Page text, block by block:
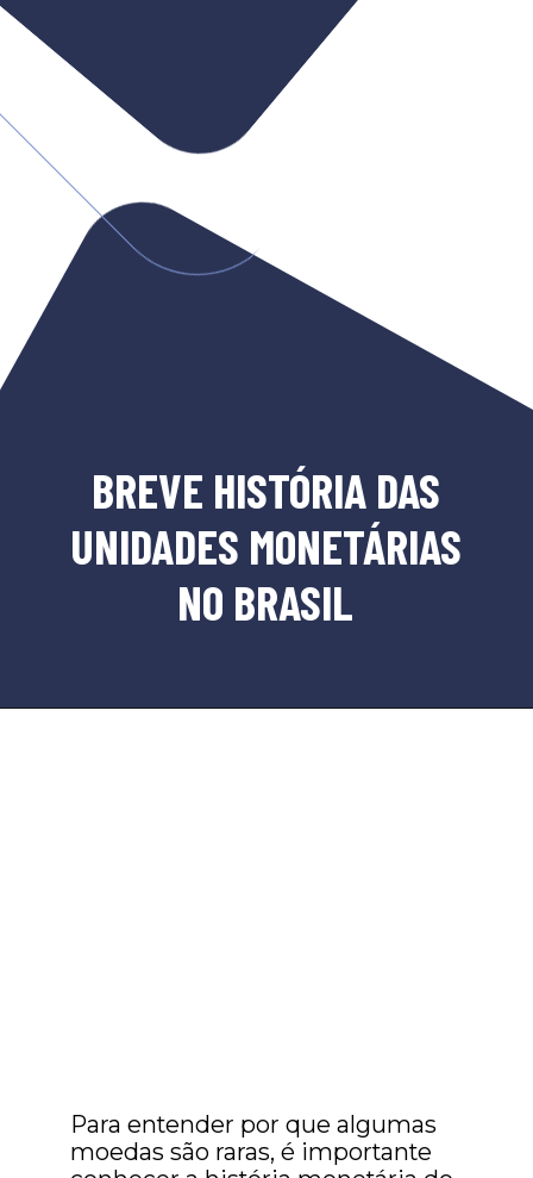
BREVE HISTÓRIA DAS
UNIDADES MONETÁRIAS
NO BRASIL
Para entender por que algumas
moedas são raras, é importante